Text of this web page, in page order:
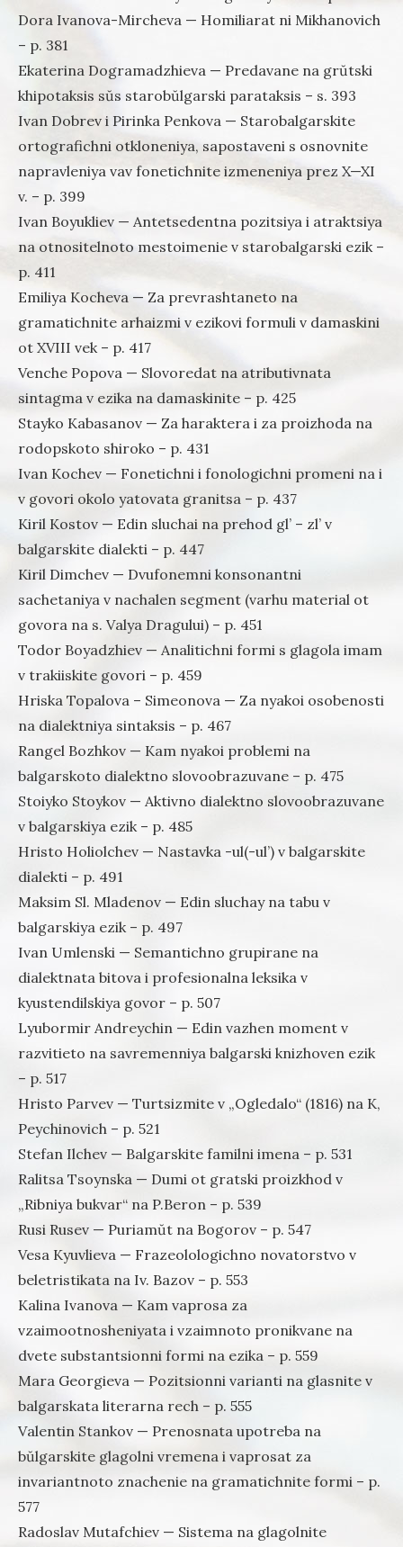
Dora Ivanova-Mircheva — Homiliarat ni Mikhanovich
– p. 381
Ekaterina Dogramadzhieva — Predavane na grŭtski
khipotaksis sŭs starobŭlgarski parataksis – s. 393
Ivan Dobrev i Pirinka Penkova — Starobalgarskite
ortografichni otkloneniya, sapostaveni s osnovnite
napravleniya vav fonetichnite izmeneniya prez X—XI
v. – p. 399
Ivan Boyukliev — Antetsedentna pozitsiya i atraktsiya
na otnositelnoto mestoimenie v starobalgarski ezik –
p. 411
Emiliya Kocheva — Za prevrashtaneto na
gramatichnite arhaizmi v ezikovi formuli v damaskini
ot XVIII vek – p. 417
Venche Popova — Slovoredat na atributivnata
sintagma v ezika na damaskinite – p. 425
Stayko Kabasanov — Za haraktera i za proizhoda na
rodopskoto shiroko – p. 431
Ivan Kochev — Fonetichni i fonologichni promeni na i
v govori okolo yatovata granitsa – p. 437
Kiril Kostov — Edin sluchai na prehod gl’ – zl’ v
balgarskite dialekti – p. 447
Kiril Dimchev — Dvufonemni konsonantni
sachetaniya v nachalen segment (varhu material ot
govora na s. Valya Dragului) – p. 451
Todor Boyadzhiev — Analitichni formi s glagola imam
v trakiiskite govori – p. 459
Hriska Topalova – Simeonova — Za nyakoi osobenosti
na dialektniya sintaksis – p. 467
Rangel Bozhkov — Kam nyakoi problemi na
balgarskoto dialektno slovoobrazuvane – p. 475
Stoiyko Stoykov — Aktivno dialektno slovoobrazuvane
v balgarskiya ezik – p. 485
Hristo Holiolchev — Nastavka -ul(-ul’) v balgarskite
dialekti – p. 491
Maksim Sl. Mladenov — Edin sluchay na tabu v
balgarskiya ezik – p. 497
Ivan Umlenski — Semantichno grupirane na
dialektnata bitova i profesionalna leksika v
kyustendilskiya govor – p. 507
Lyubormir Andreychin — Edin vazhen moment v
razvitieto na savremenniya balgarski knizhoven ezik
– p. 517
Hristo Parvev — Turtsizmite v „Ogledalo“ (1816) na K,
Peychinovich – p. 521
Stefan Ilchev — Balgarskite familni imena – p. 531
Ralitsa Tsoynska — Dumi ot gratski proizkhod v
„Ribniya bukvar“ na P.Beron – p. 539
Rusi Rusev — Puriamŭt na Bogorov – p. 547
Vesa Kyuvlieva — Frazeolologichno novatorstvo v
beletristikata na Iv. Bazov – p. 553
Kalina Ivanova — Kam vaprosa za
vzaimootnosheniyata i vzaimnoto pronikvane na
dvete substantsionni formi na ezika – p. 559
Mara Georgieva — Pozitsionni varianti na glasnite v
balgarskata literarna rech – p. 555
Valentin Stankov — Prenosnata upotreba na
bŭlgarskite glagolni vremena i vaprosat za
invariantnoto znachenie na gramatichnite formi – p.
577
Radoslav Mutafchiev — Sistema na glagolnite